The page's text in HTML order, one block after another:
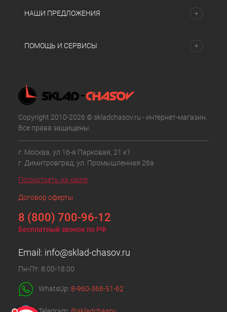
НАШИ ПРЕДЛОЖЕНИЯ
ПОМОЩЬ И СЕРВИСЫ
Copyright 2010-2026 © skladchasov.ru - интернет-магазин.
Все права защищены.
г. Москва, ул 16-я Парковая, 21 к1
г. Димитровград, ул. Промышленная 26а
Посмотреть на карте
Договор оферты
8 (800) 700-96-12
Бесплатный звонок по РФ
Email: info@sklad-chasov.ru
Пн-Пт: 8:00-18:00
WhatsUp: 8-960-368-51-62